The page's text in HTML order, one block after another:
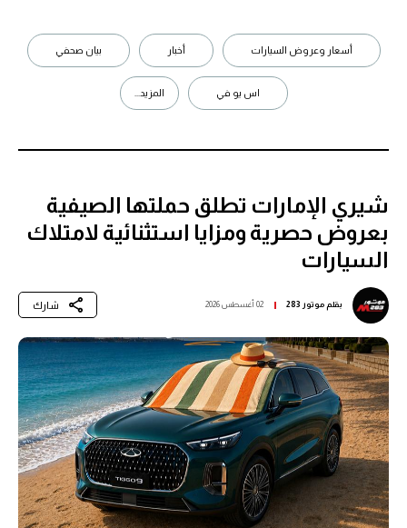
أسعار وعروض السيارات أخبار بيان صحفي
اس يو في المزيد...
شيري الإمارات تطلق حملتها الصيفية
بعروض حصرية ومزايا استثنائية لامتلاك
السيارات
بقلمموتور 283 02 أغسطس 2026 شارك